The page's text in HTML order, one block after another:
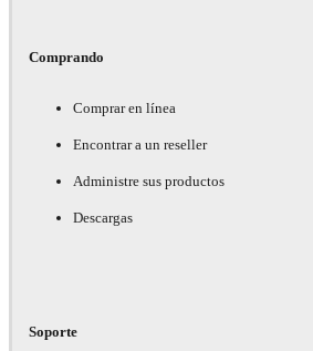
Comprando
Comprar en línea
Encontrar a un reseller
Administre sus productos
Descargas
Soporte